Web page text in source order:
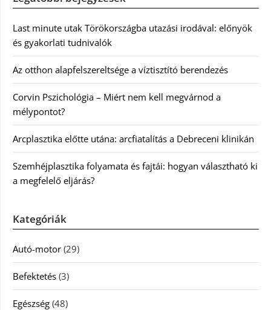
Last minute utak Törökországba utazási irodával: előnyök
és gyakorlati tudnivalók
Az otthon alapfelszereltsége a víztisztító berendezés
Corvin Pszichológia – Miért nem kell megvárnod a
mélypontot?
Arcplasztika előtte utána: arcfiatalítás a Debreceni klinikán
Szemhéjplasztika folyamata és fajtái: hogyan választható ki
a megfelelő eljárás?
Kategóriák
Autó-motor (29)
Befektetés (3)
Egészség (48)